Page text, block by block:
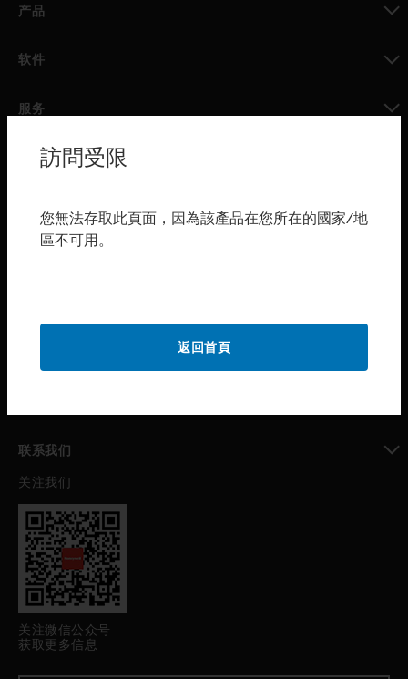
产品
软件
服务
toggle view
行业
toggle view
联系我们
toggle view
关注我们
关注微信公众号
获取更多信息
訪問受限
您無法存取此頁面，因為該產品在您所在的國家/地
區不可用。
返回首頁